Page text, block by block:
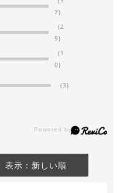
7)
(2
9)
(1
0)
(3)
表示：新しい順